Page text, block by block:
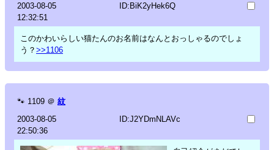
2003-08-05
12:32:51
ID:BiK2yHek6Q
このかわいらしい猫たんのお名前はなんとおっしゃるのでしょ
う？ >>1106
🐾 1109 ＠ 紋
2003-08-05
22:50:36
ID:J2YDmNLAVc